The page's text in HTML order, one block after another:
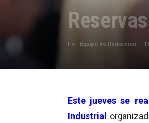
Por Equipo de Redacción -
Este jueves se
Industrial